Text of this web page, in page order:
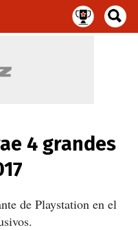
4 grandes
de Playstation en el